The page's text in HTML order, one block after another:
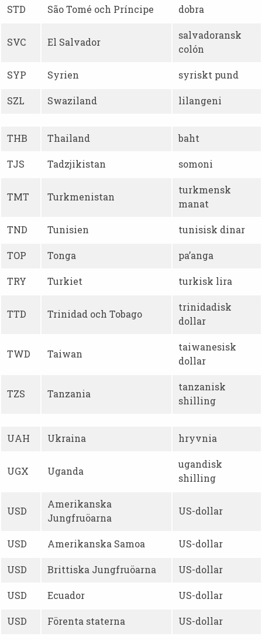
STD São Tomé och Príncipe dobra
SVC El Salvador
salvadoransk
colón
SYP Syrien syriskt pund
SZL Swaziland lilangeni
THB Thailand baht
TJS Tadzjikistan somoni
TMT Turkmenistan
turkmensk
manat
TND Tunisien tunisisk dinar
TOP Tonga pa’anga
TRY Turkiet turkisk lira
TTD Trinidad och Tobago
trinidadisk
dollar
TWD Taiwan
taiwanesisk
dollar
TZS Tanzania
tanzanisk
shilling
UAH Ukraina hryvnia
UGX Uganda
ugandisk
shilling
USD
Amerikanska
Jungfruöarna
US-dollar
USD Amerikanska Samoa US-dollar
USD Brittiska Jungfruöarna US-dollar
USD Ecuador US-dollar
USD Förenta staterna US-dollar